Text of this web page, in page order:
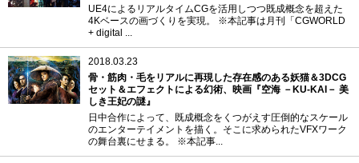
UE4によるリアルタイムCGを活用しつつ既成概念を超えた
4Kベースの画づくりを実現。 ※本記事は月刊「CGWORLD
+ digital ...
2018.03.23
骨・筋肉・毛をリアルに再現した存在感のある妖猫＆3DCG
セット＆エフェクトによる幻術、映画『空海 －KU-KAI－ 美
しき王妃の謎』
日中合作によって、既成概念をくつがえす圧倒的なスケール
のエンターテイメントを描く。そこに求められたVFXワーク
の舞台裏にせまる。 ※本記事...